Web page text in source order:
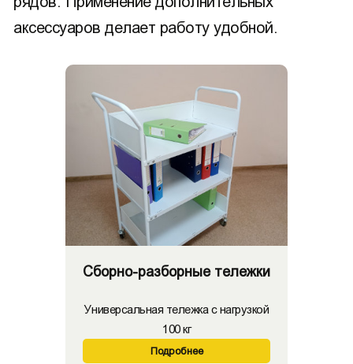
аксессуаров делает работу удобной.
Сборно-разборные тележки
Универсальная тележка с нагрузкой
100 кг
Подробнее